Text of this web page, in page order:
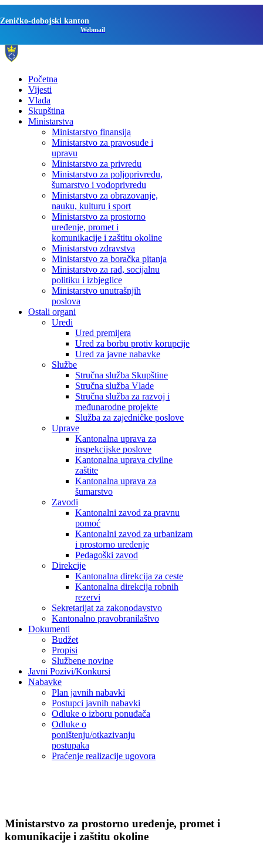
Zeničko-dobojski kanton
Webmail
Početna
Vijesti
Vlada
Skupština
Ministarstva
Ministarstvo finansija
Ministarstvo za pravosuđe i
upravu
Ministarstvo za privredu
Ministarstvo za poljoprivredu,
šumarstvo i vodoprivredu
Ministarstvo za obrazovanje,
nauku, kulturu i sport
Ministarstvo za prostorno
uređenje, promet i
komunikacije i zaštitu okoline
Ministarstvo zdravstva
Ministarstvo za boračka pitanja
Ministarstvo za rad, socijalnu
politiku i izbjeglice
Ministarstvo unutrašnjih
poslova
Ostali organi
Uredi
Ured premijera
Ured za borbu protiv korupcije
Ured za javne nabavke
Službe
Stručna služba Skupštine
Stručna služba Vlade
Stručna služba za razvoj i
međunarodne projekte
Služba za zajedničke poslove
Uprave
Kantonalna uprava za
inspekcijske poslove
Kantonalna uprava civilne
zaštite
Kantonalna uprava za
šumarstvo
Zavodi
Kantonalni zavod za pravnu
pomoć
Kantonalni zavod za urbanizam
i prostorno uređenje
Pedagoški zavod
Direkcije
Kantonalna direkcija za ceste
Kantonalna direkcija robnih
rezervi
Sekretarijat za zakonodavstvo
Kantonalno pravobranilaštvo
Dokumenti
Budžet
Propisi
Službene novine
Javni Pozivi/Konkursi
Nabavke
Plan javnih nabavki
Postupci javnih nabavki
Odluke o izboru ponuđača
Odluke o
poništenju/otkazivanju
postupaka
Praćenje realizacije ugovora
Ministarstvo za prostorno uređenje, promet i
komunikacije i zaštitu okoline